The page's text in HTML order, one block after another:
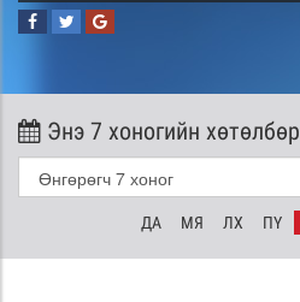
Энэ 7 хоногийн хөтөлбөр
ДА МЯ ЛХ ПҮ